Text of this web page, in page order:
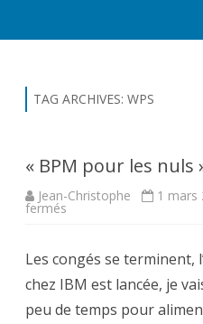
TAG ARCHIVES: WPS
« BPM pour les
Jean-Christophe 1 mars
fermés
nuls »
et
autres
sujets
Les congés se terminent,
chez IBM est lancée, je
peu de temps pour